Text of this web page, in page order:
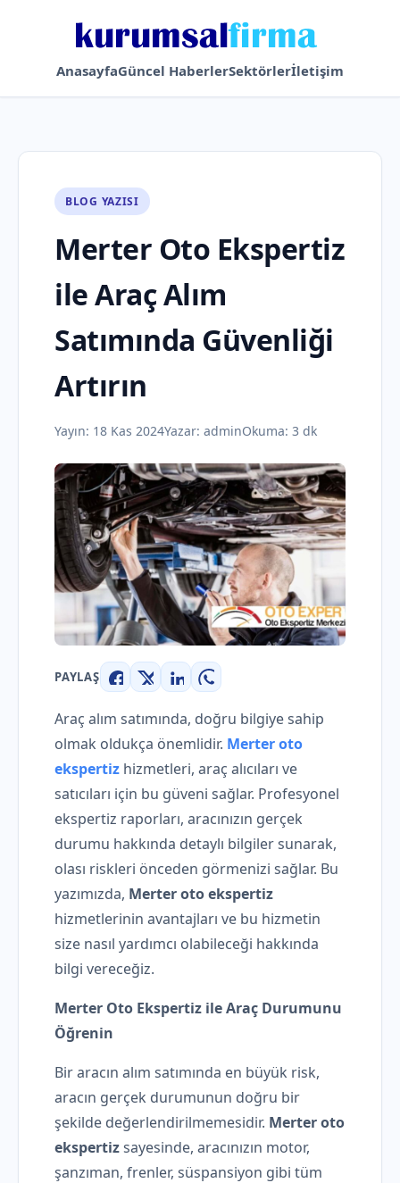
AnasayfaGüncel HaberlerSektörlerİletişim
BLOG YAZISI
Merter Oto Ekspertiz
ile Araç Alım
Satımında Güvenliği
Artırın
Yayın: 18 Kas 2024Yazar: adminOkuma: 3 dk
PAYLAŞ
Facebook
X LinkedInWhatsApp
Araç alım satımında, doğru bilgiye sahip
olmak oldukça önemlidir. Merter oto
ekspertiz hizmetleri, araç alıcıları ve
satıcıları için bu güveni sağlar. Profesyonel
ekspertiz raporları, aracınızın gerçek
durumu hakkında detaylı bilgiler sunarak,
olası riskleri önceden görmenizi sağlar. Bu
yazımızda, Merter oto ekspertiz
hizmetlerinin avantajları ve bu hizmetin
size nasıl yardımcı olabileceği hakkında
bilgi vereceğiz.
Merter Oto Ekspertiz ile Araç Durumunu
Öğrenin
Bir aracın alım satımında en büyük risk,
aracın gerçek durumunun doğru bir
şekilde değerlendirilmemesidir. Merter oto
ekspertizsayesinde, aracınızın motor,
şanzıman, frenler, süspansiyon gibi tüm